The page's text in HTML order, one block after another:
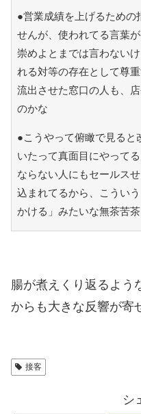
●営業成績を上げるための
せんが、使われてる言葉
崇めよとまでは言わない
れる対等の存在として尊
流出させた窓口の人も、
のかな
●こうやって俯瞰で見ると
いたって真面目にやって
ならない人にもセールス
込まれてるから、こうい
かける」みたいな無茶苦
腸が煮えくり返るよう
からも大きな反響が寄
接客
シ